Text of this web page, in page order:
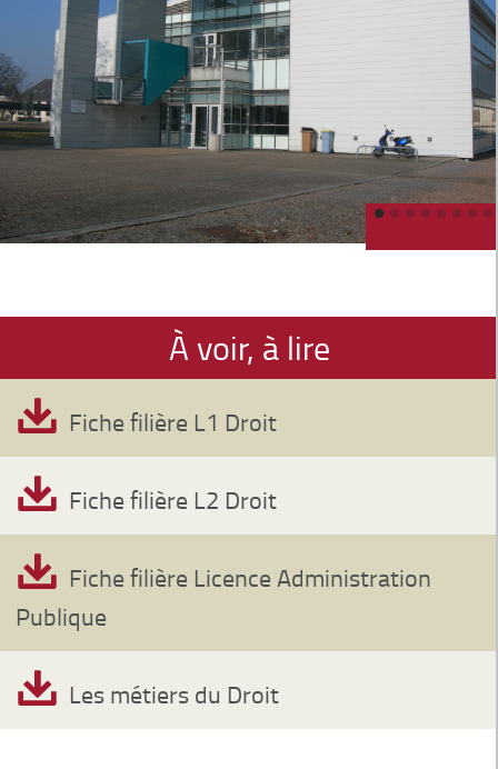
À voir, à lire
Fiche filière L1 Droit
Fiche filière L2 Droit
Fiche filière Licence Administration
Publique
Les métiers du Droit